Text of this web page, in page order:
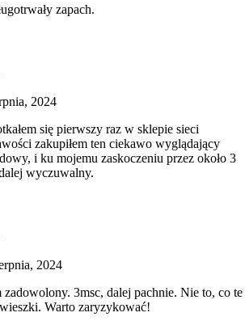
zapach.
2024
się pierwszy raz w sklepie sieci
zakupiłem ten ciekawo wyglądający
i ku mojemu zaskoczeniu przez około 3
wyczuwalny.
2024
zadowolony. 3msc, dalej pachnie. Nie to, co te
Warto zaryzykować!